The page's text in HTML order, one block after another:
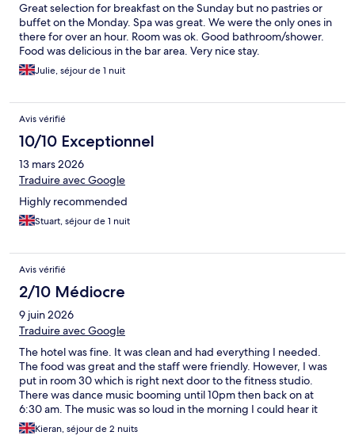
Great selection for breakfast on the Sunday but no pastries or
buffet on the Monday. Spa was great. We were the only ones in
there for over an hour. Room was ok. Good bathroom/shower.
Food was delicious in the bar area. Very nice stay.
Julie, séjour de 1 nuit
Avis vérifié
10/10 Exceptionnel
13 mars 2026
Traduire avec Google
Highly recommended
Stuart, séjour de 1 nuit
Avis vérifié
2/10 Médiocre
9 juin 2026
Traduire avec Google
The hotel was fine. It was clean and had everything I needed.
The food was great and the staff were friendly. However, I was
put in room 30 which is right next door to the fitness studio.
There was dance music booming until 10pm then back on at
6:30 am. The music was so loud in the morning I could hear it
while I was showering. This, along with the fire door outside my
room banging all night meant I had a terrible sleep. When I
Kieran, séjour de 2 nuits